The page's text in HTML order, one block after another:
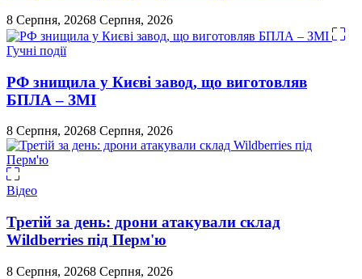
8 Серпня, 20268 Серпня, 2026
Гучні події
РФ знищила у Києві завод, що виготовляв
БПЛА – ЗМІ
8 Серпня, 20268 Серпня, 2026
Відео
Третій за день: дрони атакували склад
Wildberries під Перм'ю
8 Серпня, 20268 Серпня, 2026